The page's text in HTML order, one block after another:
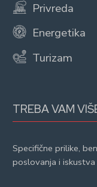
Privreda
Energetika
Turizam
TREBA VAM
Specifične prilike,
poslovanja i